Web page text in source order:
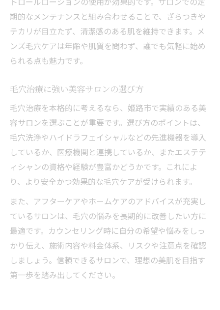
期的なメンテナンスと組み合わせることで、ざらつきや
テカリが目立たず、清潔感のある肌を維持できます。メ
ンズ毛穴ケアは年齢や肌質を問わず、誰でも気軽に始め
られる点も魅力です。
毛穴治療に強い美容サロンの選び方
毛穴治療を本格的に考えるなら、姫路市で実績のある美
容サロンを選ぶことが重要です。選び方のポイントは、
毛穴洗浄やハイドラフェイシャルなどの先進機器を導入
しているか、医療機関と連携しているか、またエステテ
ィシャンの資格や経験が豊富かどうかです。これによ
り、より安全かつ効果的な毛穴ケアが受けられます。
また、アフターケアやホームケアのアドバイスが充実し
ているサロンは、毛穴の悩みを長期的に改善したい方に
最適です。カウンセリング時に自分の希望や悩みをしっ
かり伝え、施術内容や料金体系、リスクや注意点を確認
しましょう。信頼できるサロンで、理想の美肌を目指す
第一歩を踏み出してください。